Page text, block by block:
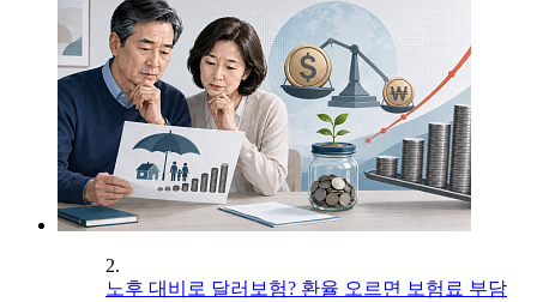
2.
노후 대비로 달러보험? 환율 오르면 보험료 부담